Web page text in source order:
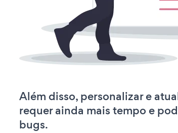
Além disso, personalizar e
requer ainda mais tempo e
bugs.